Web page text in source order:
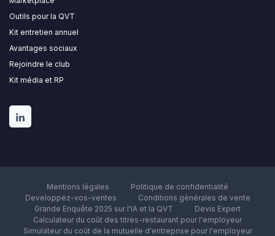
Outils pour la QVT
Kit entretien annuel
Avantages sociaux
Rejoindre le club
Kit média et RP
Mentions légales
Politique de confidentialité
Developpez-vos-ventes
Conditions générales de vente
Grande Enquête 2025 sur l'IA et la QVT
Devis Expert
Calculateur du coût des titres-restaurant pour l'employeur
Simulateur du coût de la mutuelle d'entreprise pour l'employeur